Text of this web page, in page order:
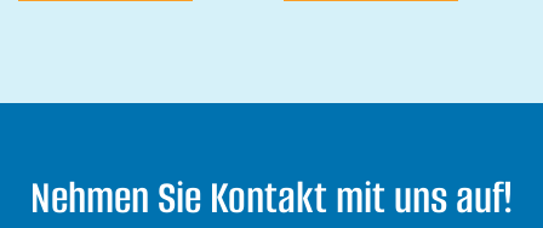
Nehmen Sie Kontakt mit uns auf!